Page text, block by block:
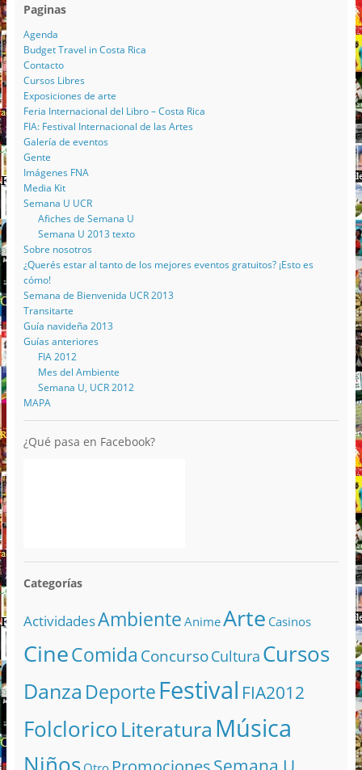
Paginas
Agenda
Budget Travel in Costa Rica
Contacto
Cursos Libres
Exposiciones de arte
Feria Internacional del Libro – Costa Rica
FIA: Festival Internacional de las Artes
Galería de eventos
Gente
Imágenes FNA
Media Kit
Semana U UCR
Afiches de Semana U
Semana U 2013 texto
Sobre nosotros
¿Querés estar al tanto de los mejores eventos gratuitos? ¡Esto es
cómo!
Semana de Bienvenida UCR 2013
Transitarte
Guía navideña 2013
Guías anteriores
FIA 2012
Mes del Ambiente
Semana U, UCR 2012
MAPA
¿Qué pasa en Facebook?
Categorías
ActividadesAmbiente AnimeArte Casinos
CineComida ConcursoCultura Cursos
Danza DeporteFestival FIA2012
FolcloricoLiteratura Música